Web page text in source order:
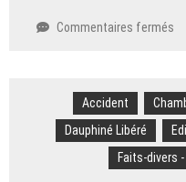
Commentaires fermés
:
de
Accident
Dauphiné Libéré
Faits-divers